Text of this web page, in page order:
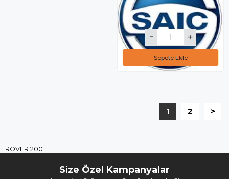
Sepete Ekle
1 2 >
ROVER 200
Size Özel Kampanyalar